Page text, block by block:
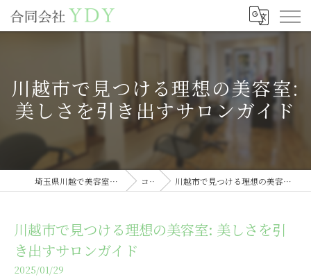
川越市で見つける理想の美容室:
美しさを引き出すサロンガイド
埼玉県川越で美容室の求人なら合同会社YDY コラム 川越市で見つける理想の美容室: 美しさを引き出すサロンガイド
川越市で見つける理想の美容室: 美しさを引
き出すサロンガイド
2025/01/29